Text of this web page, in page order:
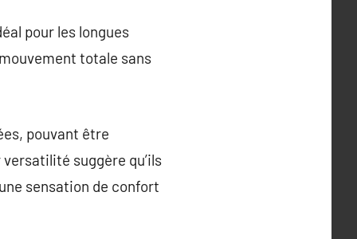
pour les longues
totale sans
pouvant être
suggère qu’ils
sensation de confort